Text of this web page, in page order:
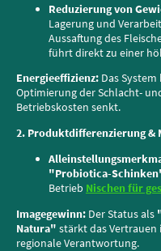
Reduzierung von
Lagerung und
Aussaftung des
führt direkt zu einer
Energieeffizienz: Das
Optimierung der Schlacht-
Betriebskosten senkt.
2. Produktdifferenzierung &
"Probiotica-
Betrieb Nischen für
Imagegewinn: Der Status als
Natura" stärkt das
regionale Verantwortung.